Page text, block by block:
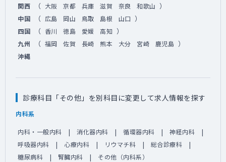
関西 （ 大阪 京都 兵庫 滋賀 奈良 和歌山 ）
中国 （ 広島 岡山 鳥取 島根 山口 ）
四国 （ 香川 徳島 愛媛 高知 ）
九州 （ 福岡 佐賀 長崎 熊本 大分 宮崎 鹿児島 ）
沖縄
診療科目「その他」を別科目に変更して求人情報を探す
内科系
内科・一般内科 消化器内科 循環器内科
神経内科
呼吸器内科
心療内科 リウマチ科
総合診療科
糖尿病科
腎臓内科 その他（内科系）